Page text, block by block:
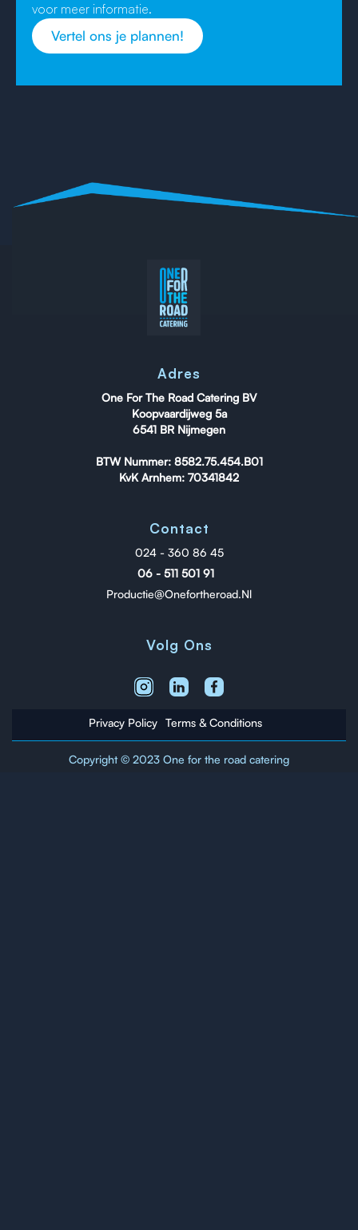
voor meer informatie.
Vertel ons je plannen!
Adres
One For The Road Catering BV
Koopvaardijweg 5a
6541 BR Nijmegen
BTW Nummer: 8582.75.454.B01
KvK Arnhem: 70341842
Contact
024 - 360 86 45
06 - 511 501 91
Productie@onefortheroad.nl
Volg Ons
Privacy Policy Terms & Conditions
Copyright © 2023 One for the road catering